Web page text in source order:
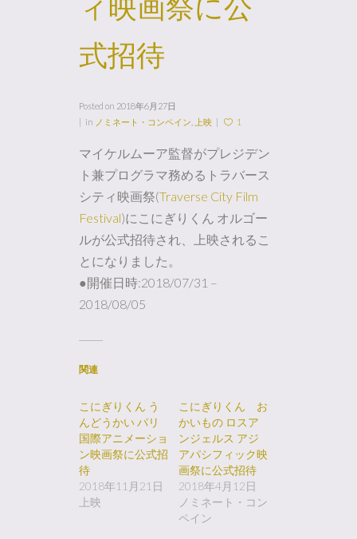
式招待
Posted on 2018年6月27日
in ノミネート・コンペイン 上映 1
マイケルムーア監督がプレジデン
ト兼プログラマ務めるトラバース
シティ映画祭(Traverse City Film
Festival)にこにぎりくん オルゴー
ルが公式招待され、上映されるこ
とになりました。
●開催日時:2018/07/31 –
2018/08/05
関連
こにぎりくん う
んどうかい パリ
国際アニメーショ
ン映画祭に公式招
待
2018年11月21日
上映
こにぎりくん お
かいもの ロスア
ンジェルス アジ
アパシフィック映
画祭に公式招待
2018年4月12日
ノミネート・コン
ペイン